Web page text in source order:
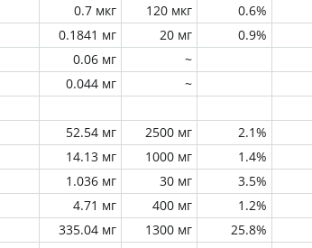
0.7 мкг 120 мкг 0.6%
0.1841 мг 20 мг 0.9%
0.06 мг
~
0.044 мг ~
52.54 мг 2500 мг 2.1%
14.13 мг 1000 мг 1.4%
1.036 мг 30 мг 3.5%
4.71 мг 400 мг 1.2%
335.04 мг 1300 мг 25.8%